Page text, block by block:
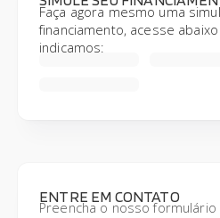
Faça agora mesmo uma
financiamento, acesse
indicamos:
ENTRE EM CONTATO
Preencha o nosso